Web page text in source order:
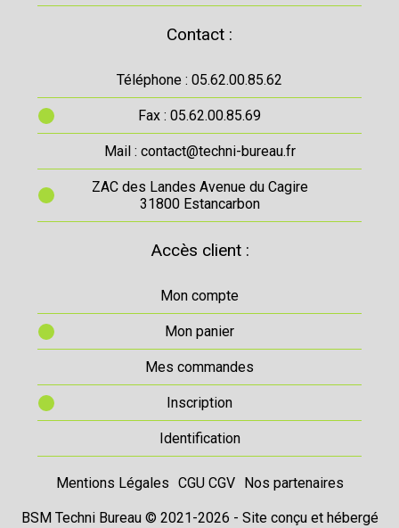
Contact :
Téléphone : 05.62.00.85.62
Fax : 05.62.00.85.69
Mail : contact@techni-bureau.fr
ZAC des Landes Avenue du Cagire
31800 Estancarbon
Accès client :
Mon compte
Mon panier
Mes commandes
Inscription
Identification
Mentions Légales CGU CGV Nos partenaires
BSM Techni Bureau © 2021-2026 - Site conçu et hébergé